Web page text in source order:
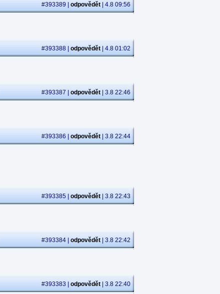
#393389 | odpovědět | 4.8 09:56
#393388 | odpovědět | 4.8 01:02
#393387 | odpovědět | 3.8 22:46
#393386 | odpovědět | 3.8 22:44
#393385 | odpovědět | 3.8 22:43
#393384 | odpovědět | 3.8 22:42
#393383 | odpovědět | 3.8 22:40